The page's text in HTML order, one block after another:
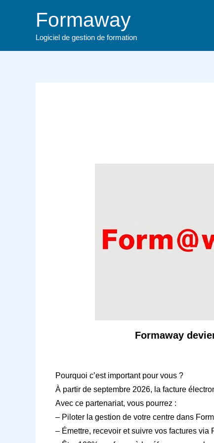
Formaway
Logiciel de gestion de formation
Formaway
Pourquoi c’est important pour vous ?
À partir de septembre 2026, la facture
Avec ce partenariat, vous pourrez :
– Piloter la gestion de votre centre dans
– Émettre, recevoir et suivre vos factures via